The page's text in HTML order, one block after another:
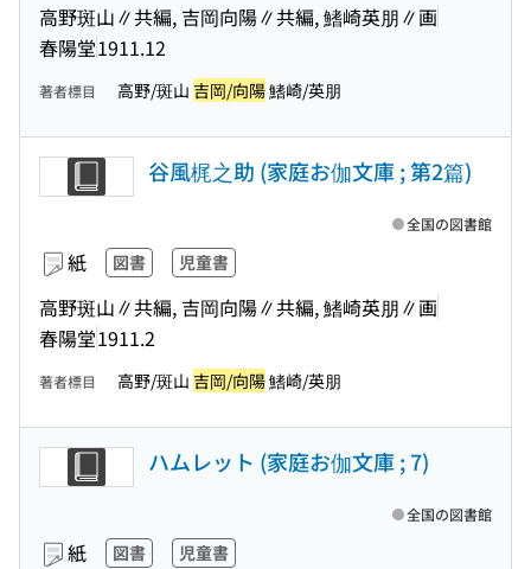
高野斑山∥共編, 吉岡向陽∥共編, 鰭崎英朋∥画
春陽堂1911.12
著者標目 高野/斑山 吉岡/向陽鰭崎/英朋
谷風梶之助 (家庭お伽文庫 ; 第2篇)
紙 図書 児童書
高野斑山∥共編, 吉岡向陽∥共編, 鰭崎英朋∥画
春陽堂1911.2
全国の図書館
著者標目 高野/斑山 吉岡/向陽鰭崎/英朋
ハムレット (家庭お伽文庫 ; 7)
紙 図書 児童書
全国の図書館